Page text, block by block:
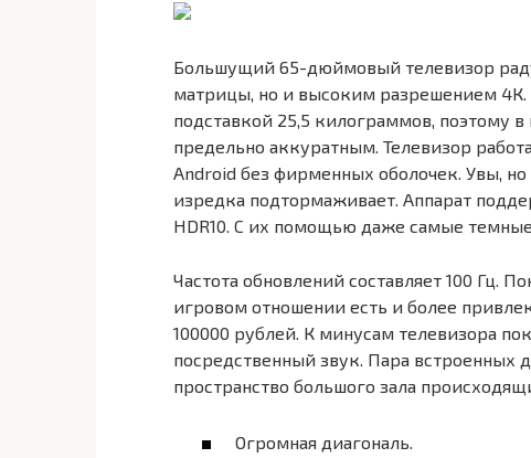
Большущий 65-дюймовый телевизор
матрицы, но и высоким разрешением 4К.
подставкой 25,5 килограммов, поэтому
предельно аккуратным. Телевизор
Android без фирменных оболочек. Увы,
изредка подтормаживает. Аппарат
HDR10. С их помощью даже самые
Частота обновлений составляет 100 Гц.
игровом отношении есть и более
100000 рублей. К минусам телевизора
посредственный звук. Пара встроенных
пространство большого зала
Огромная диагональ.